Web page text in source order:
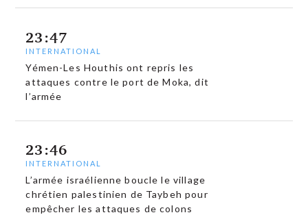
23:47
INTERNATIONAL
Yémen-Les Houthis ont repris les
attaques contre le port de Moka, dit
l’armée
23:46
INTERNATIONAL
L’armée israélienne boucle le village
chrétien palestinien de Taybeh pour
empêcher les attaques de colons